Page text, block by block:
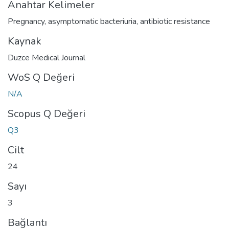
Anahtar Kelimeler
Pregnancy, asymptomatic bacteriuria, antibiotic resistance
Kaynak
Duzce Medical Journal
WoS Q Değeri
N/A
Scopus Q Değeri
Q3
Cilt
24
Sayı
3
Bağlantı